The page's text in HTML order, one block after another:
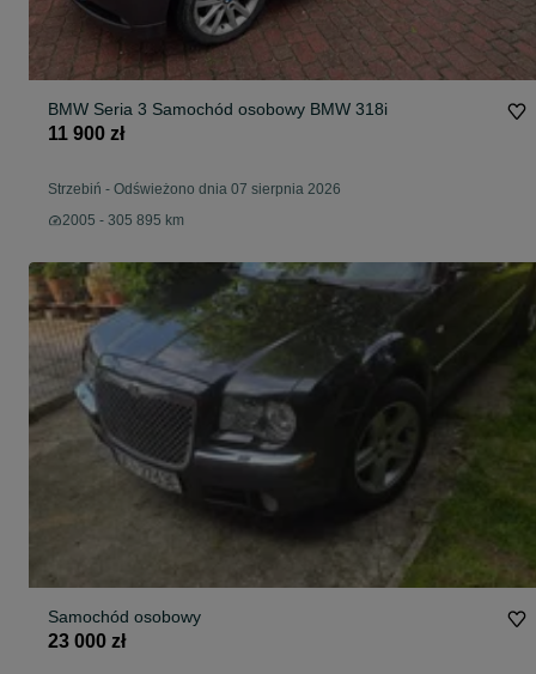
BMW Seria 3 Samochód osobowy BMW 318i
11 900 zł
Strzebiń - Odświeżono dnia 07 sierpnia 2026
2005 - 305 895 km
Samochód osobowy
23 000 zł